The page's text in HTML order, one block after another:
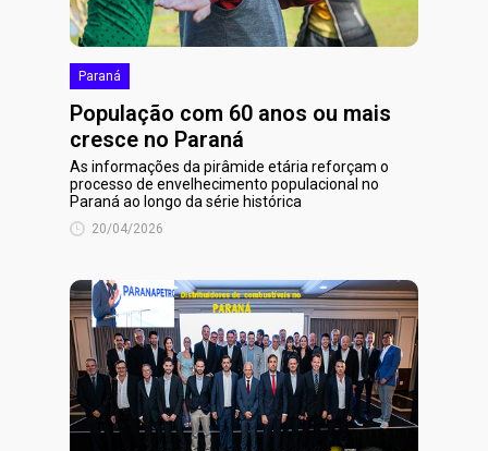
Paraná
População com 60 anos ou mais
cresce no Paraná
As informações da pirâmide etária reforçam o
processo de envelhecimento populacional no
Paraná ao longo da série histórica
20/04/2026